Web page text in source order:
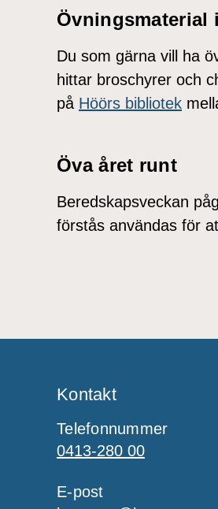
Övningsmaterial
Du som gärna vill ha
hittar broschyrer och
på Höörs bibliotek
Öva året runt
Beredskapsveckan
förstås användas för
Kontakt
Telefonnummer
0413-280 00
E-post